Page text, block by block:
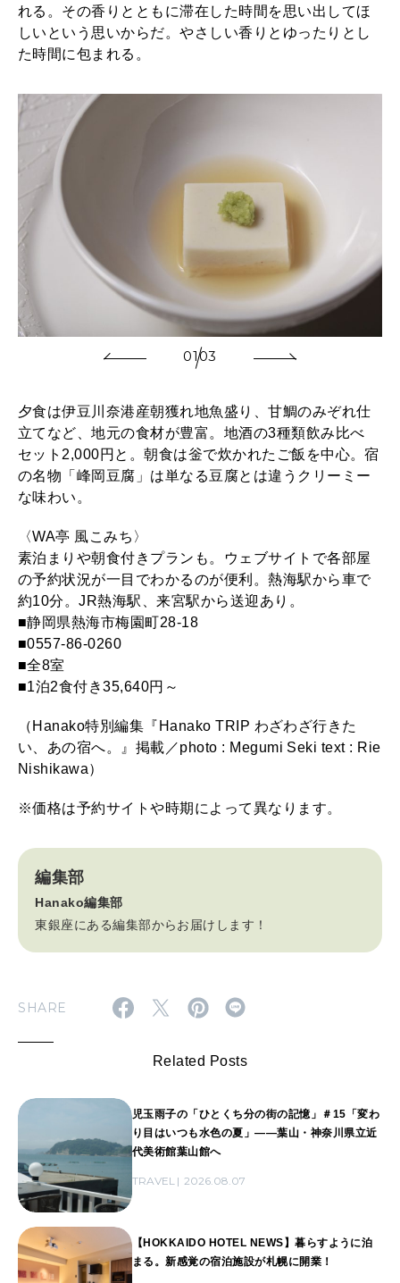
れる。その香りとともに滞在した時間を思い出してほ
しいという思いからだ。やさしい香りとゆったりとし
た時間に包まれる。
0103
夕食は伊豆川奈港産朝獲れ地魚盛り、甘鯛のみぞれ仕
立てなど、地元の食材が豊富。地酒の3種類飲み比べ
セット2,000円と。朝食は釡で炊かれたご飯を中心。宿
の名物「峰岡豆腐」は単なる豆腐とは違うクリーミー
な味わい。
〈WA亭 風こみち〉
素泊まりや朝食付きプランも。ウェブサイトで各部屋
の予約状況が一目でわかるのが便利。熱海駅から車で
約10分。JR熱海駅、来宮駅から送迎あり。
■静岡県熱海市梅園町28-18
■0557-86-0260
■全8室
■1泊2食付き35,640円～
（Hanako特別編集『Hanako TRIP わざわざ行きた
い、あの宿へ。』掲載／photo : Megumi Seki text : Rie
Nishikawa）
※価格は予約サイトや時期によって異なります。
編集部
Hanako編集部
東銀座にある編集部からお届けします！
SHARE
Related Posts
児玉雨子の「ひとくち分の街の記憶」＃15「変わ
り目はいつも水色の夏」――葉山・神奈川県立近
代美術館葉山館へ
TRAVEL 2026.08.07
【HOKKAIDO HOTEL NEWS】暮らすように泊
まる。新感覚の宿泊施設が札幌に開業！